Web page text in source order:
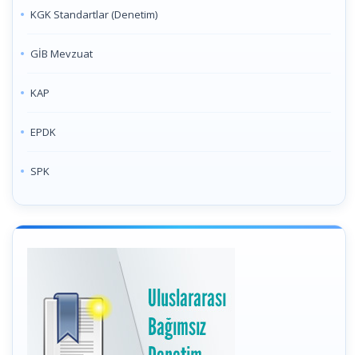
KGK Standartlar (Denetim)
GİB Mevzuat
KAP
EPDK
SPK